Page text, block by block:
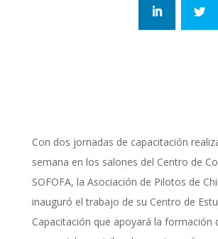
Con dos jornadas de capacitación
semana en los salones del Centro de
SOFOFA, la Asociación de Pilotos de
inauguró el trabajo de su Centro de
Capacitación que apoyará la formación